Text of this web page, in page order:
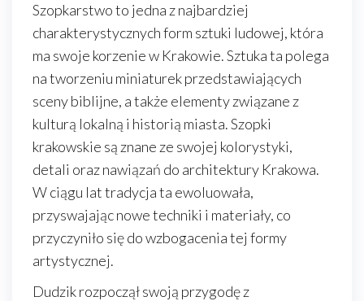
Szopkarstwo to jedna z najbardziej
charakterystycznych form sztuki ludowej, która
ma swoje korzenie w Krakowie. Sztuka ta polega
na tworzeniu miniaturek przedstawiających
sceny biblijne, a także elementy związane z
kulturą lokalną i historią miasta. Szopki
krakowskie są znane ze swojej kolorystyki,
detali oraz nawiązań do architektury Krakowa.
W ciągu lat tradycja ta ewoluowała,
przyswajając nowe techniki i materiały, co
przyczyniło się do wzbogacenia tej formy
artystycznej.
Dudzik rozpoczął swoją przygodę z